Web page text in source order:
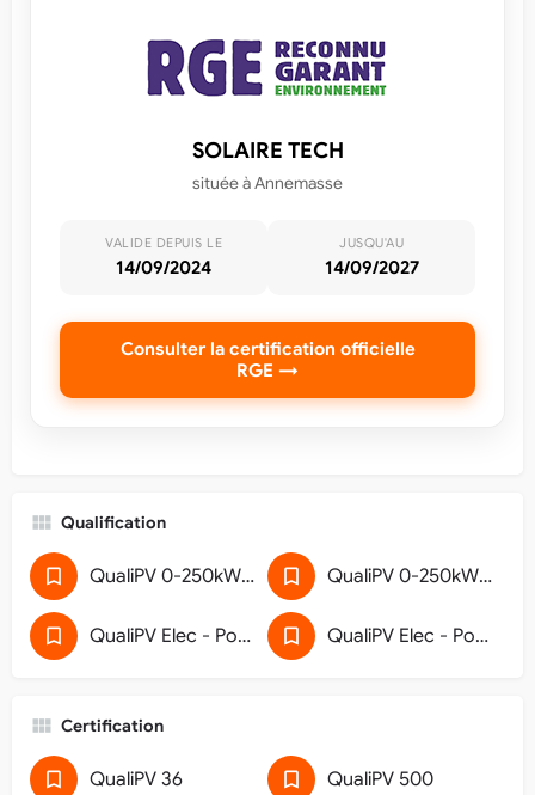
SOLAIRE TECH
située à Annemasse
VALIDE DEPUIS LE
14/09/2024
JUSQU'AU
14/09/2027
Consulter la certification officielle
RGE →
Qualification
QualiPV 0-250kWc - Pose de générateur photovoltaïque raccordé au réseau QualiPV 0-250kWc - Pose de générateur photovoltaïque raccordé au réseau (33)
QualiPV Elec - Pose de générateur photovoltaïque raccordé au réseau QualiPV Elec - Pose de générateur photovoltaïque raccordé au réseau (32)
Certification
QualiPV 36 QualiPV 500